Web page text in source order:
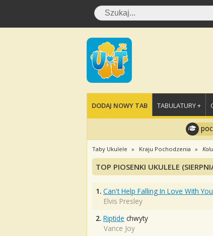
DODAJ NOWY TAB TABULATURY +
Taby Ukulele Kraju Pochodzenia
TOP PIOSENKI UKULELE
1. Can't Help Falling In Love With You
Elvis Presley
2. Riptide chwyty
Vance Joy